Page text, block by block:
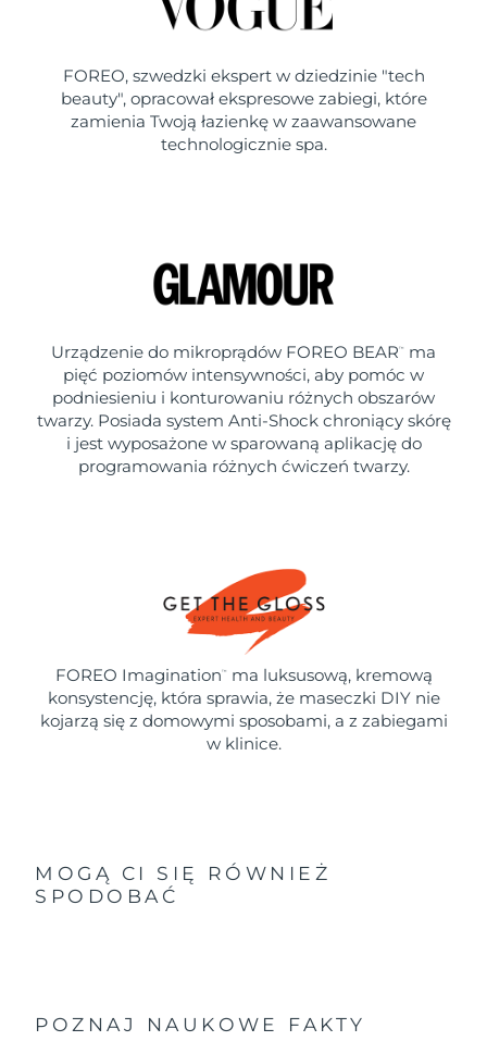
FOREO, szwedzki ekspert w dziedzinie "tech
beauty", opracował ekspresowe zabiegi, które
zamienia Twoją łazienkę w zaawansowane
technologicznie spa.
Urządzenie do mikroprądów FOREO BEAR ™
ma
pięć poziomów intensywności, aby pomóc w
podniesieniu i konturowaniu różnych obszarów
twarzy. Posiada system Anti-Shock chroniący skórę
i jest wyposażone w sparowaną aplikację do
programowania różnych ćwiczeń twarzy.
FOREO Imagination ™
ma luksusową, kremową
konsystencję, która sprawia, że maseczki DIY nie
kojarzą się z domowymi sposobami, a z zabiegami
w klinice.
MOGĄ CI SIĘ RÓWNIEŻ
SPODOBAĆ
POZNAJ NAUKOWE FAKTY